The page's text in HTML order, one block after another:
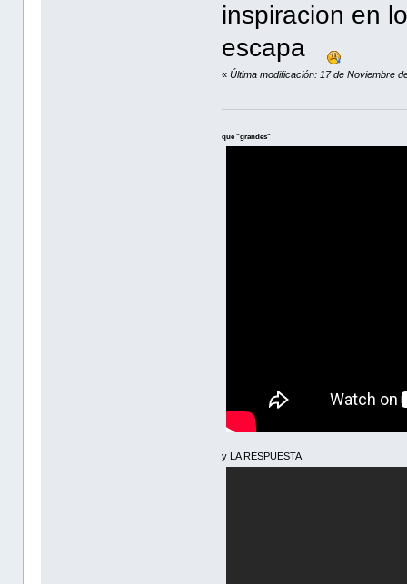
inspiracion en
escapa
«Última modificación: 17 de Noviembre
que "grandes"
y LA RESPUESTA